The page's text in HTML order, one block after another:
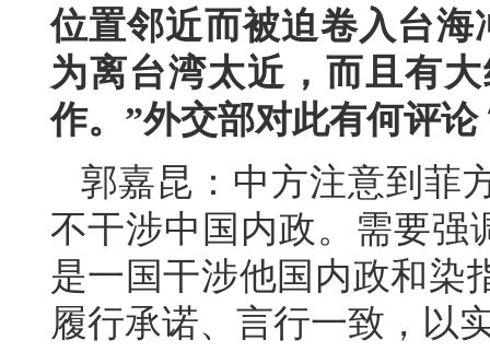
位置邻近而被迫卷入台
为离台湾太近，而且有
作。”外交部对此有何评论
郭嘉昆：中方注意到菲
不干涉中国内政。需要强
是一国干涉他国内政和染
履行承诺、言行一致，以